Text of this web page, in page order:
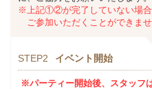
※上記①②が完了していない場合
ご参加いただくことができま
STEP2 イベント開始
※パーティー開始後、スタッフ